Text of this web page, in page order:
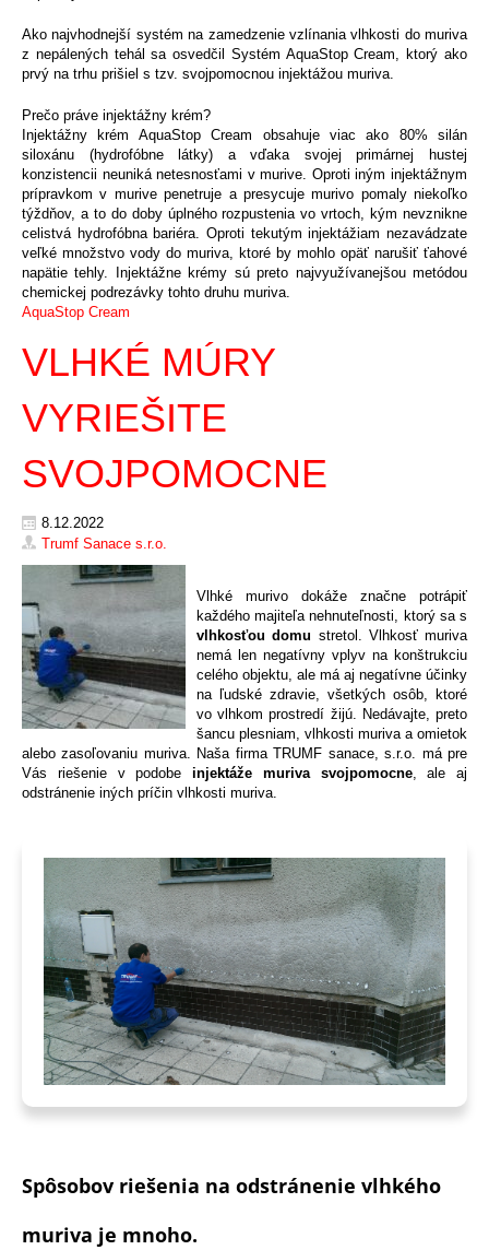
Ako najvhodnejší systém na zamedzenie vzlínania vlhkosti do muriva
z nepálených tehál sa osvedčil Systém AquaStop Cream, ktorý ako
prvý na trhu prišiel s tzv. svojpomocnou injektážou muriva.
Prečo práve injektážny krém?
Injektážny krém AquaStop Cream obsahuje viac ako 80% silán
siloxánu (hydrofóbne látky) a vďaka svojej primárnej hustej
konzistencii neuniká netesnosťami v murive. Oproti iným injektážnym
prípravkom v murive penetruje a presycuje murivo pomaly niekoľko
týždňov, a to do doby úplného rozpustenia vo vrtoch, kým nevznikne
celistvá hydrofóbna bariéra. Oproti tekutým injektážiam nezavádzate
veľké množstvo vody do muriva, ktoré by mohlo opäť narušiť ťahové
napätie tehly. Injektážne krémy sú preto najvyužívanejšou metódou
chemickej podrezávky tohto druhu muriva.
AquaStop Cream
VLHKÉ MÚRY
VYRIEŠITE
SVOJPOMOCNE
8.12.2022
Trumf Sanace s.r.o.
Vlhké murivo dokáže značne potrápiť
každého majiteľa nehnuteľnosti, ktorý sa s
vlhkosťou domu stretol. Vlhkosť muriva
nemá len negatívny vplyv na konštrukciu
celého objektu, ale má aj negatívne účinky
na ľudské zdravie, všetkých osôb, ktoré
vo vlhkom prostredí žijú. Nedávajte, preto
šancu plesniam, vlhkosti muriva a omietok
alebo zasoľovaniu muriva. Naša firma TRUMF sanace, s.r.o. má pre
Vás riešenie v podobe injektáže muriva svojpomocne, ale aj
odstránenie iných príčin vlhkosti muriva.
Spôsobov riešenia na odstránenie vlhkého
muriva je mnoho.